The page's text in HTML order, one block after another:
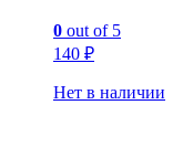
0 out of 5
140 ₽
Нет в наличии